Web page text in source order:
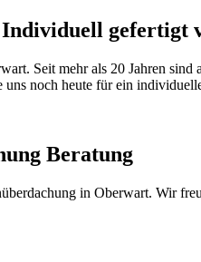
gefertigt
Seit mehr als 20 Jahren
noch heute für ein
Beratung
in Oberwart. Wir